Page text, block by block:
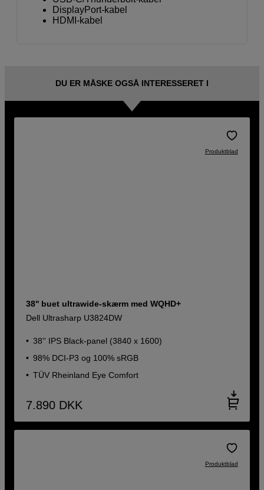
DisplayPort-kabel
HDMI-kabel
DU ER MÅSKE OGSÅ INTERESSERET I
Produktblad
38'' buet ultrawide-skærm med WQHD+
Dell Ultrasharp U3824DW
38'' IPS Black-panel (3840 x 1600)
98% DCI-P3 og 100% sRGB
TÜV Rheinland Eye Comfort
7.890 DKK
Produktblad